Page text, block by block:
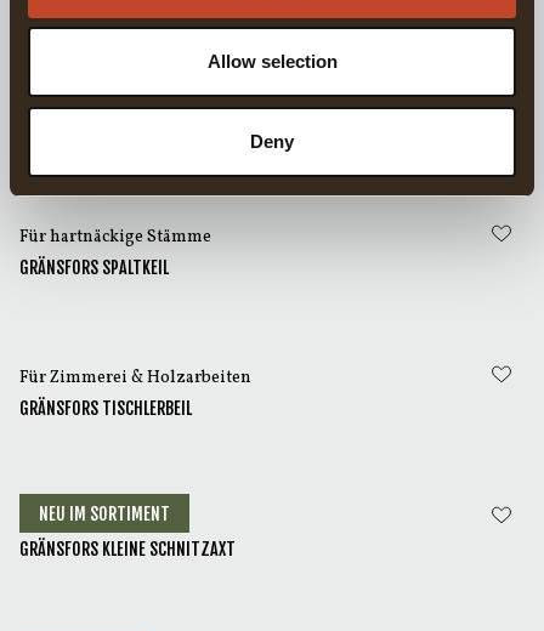
Allow selection
Deny
För tung klyvning
Für hartnäckige Stämme
GRÄNSFORS SPALTKEIL
Für Zimmerei & Holzarbeiten
GRÄNSFORS TISCHLERBEIL
NEU IM SORTIMENT
Für Schnitzen & Slöjd
GRÄNSFORS KLEINE SCHNITZAXT